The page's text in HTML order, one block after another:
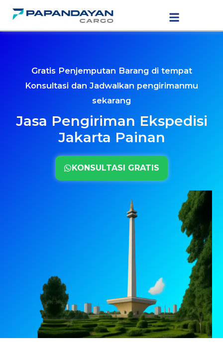
Lewati
konten
Gratis Penjemputan Barang di tempat
Konsultasi dan Jadwalkan pengirimanmu
sekarang
Jasa Pengiriman Ekspedisi
Jakarta Painan
KONSULTASI GRATIS